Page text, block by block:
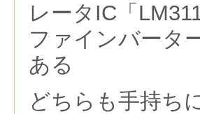
レータIC「
ファインバータ
ある
どちらも手持ち